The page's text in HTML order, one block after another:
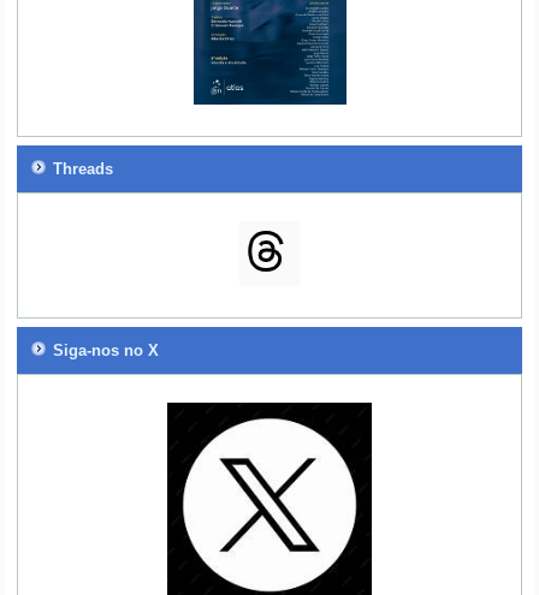
Threads
Siga-nos no X